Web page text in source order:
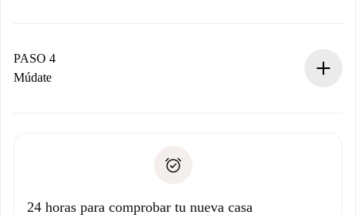
contacto con el propietario.
Si es rechazada: No te haremos ningún cargo y te
Prueba de solvencia
PASO 4
Múdate
no nos comunicas ningún problema.
24 horas para comprobar tu nueva casa